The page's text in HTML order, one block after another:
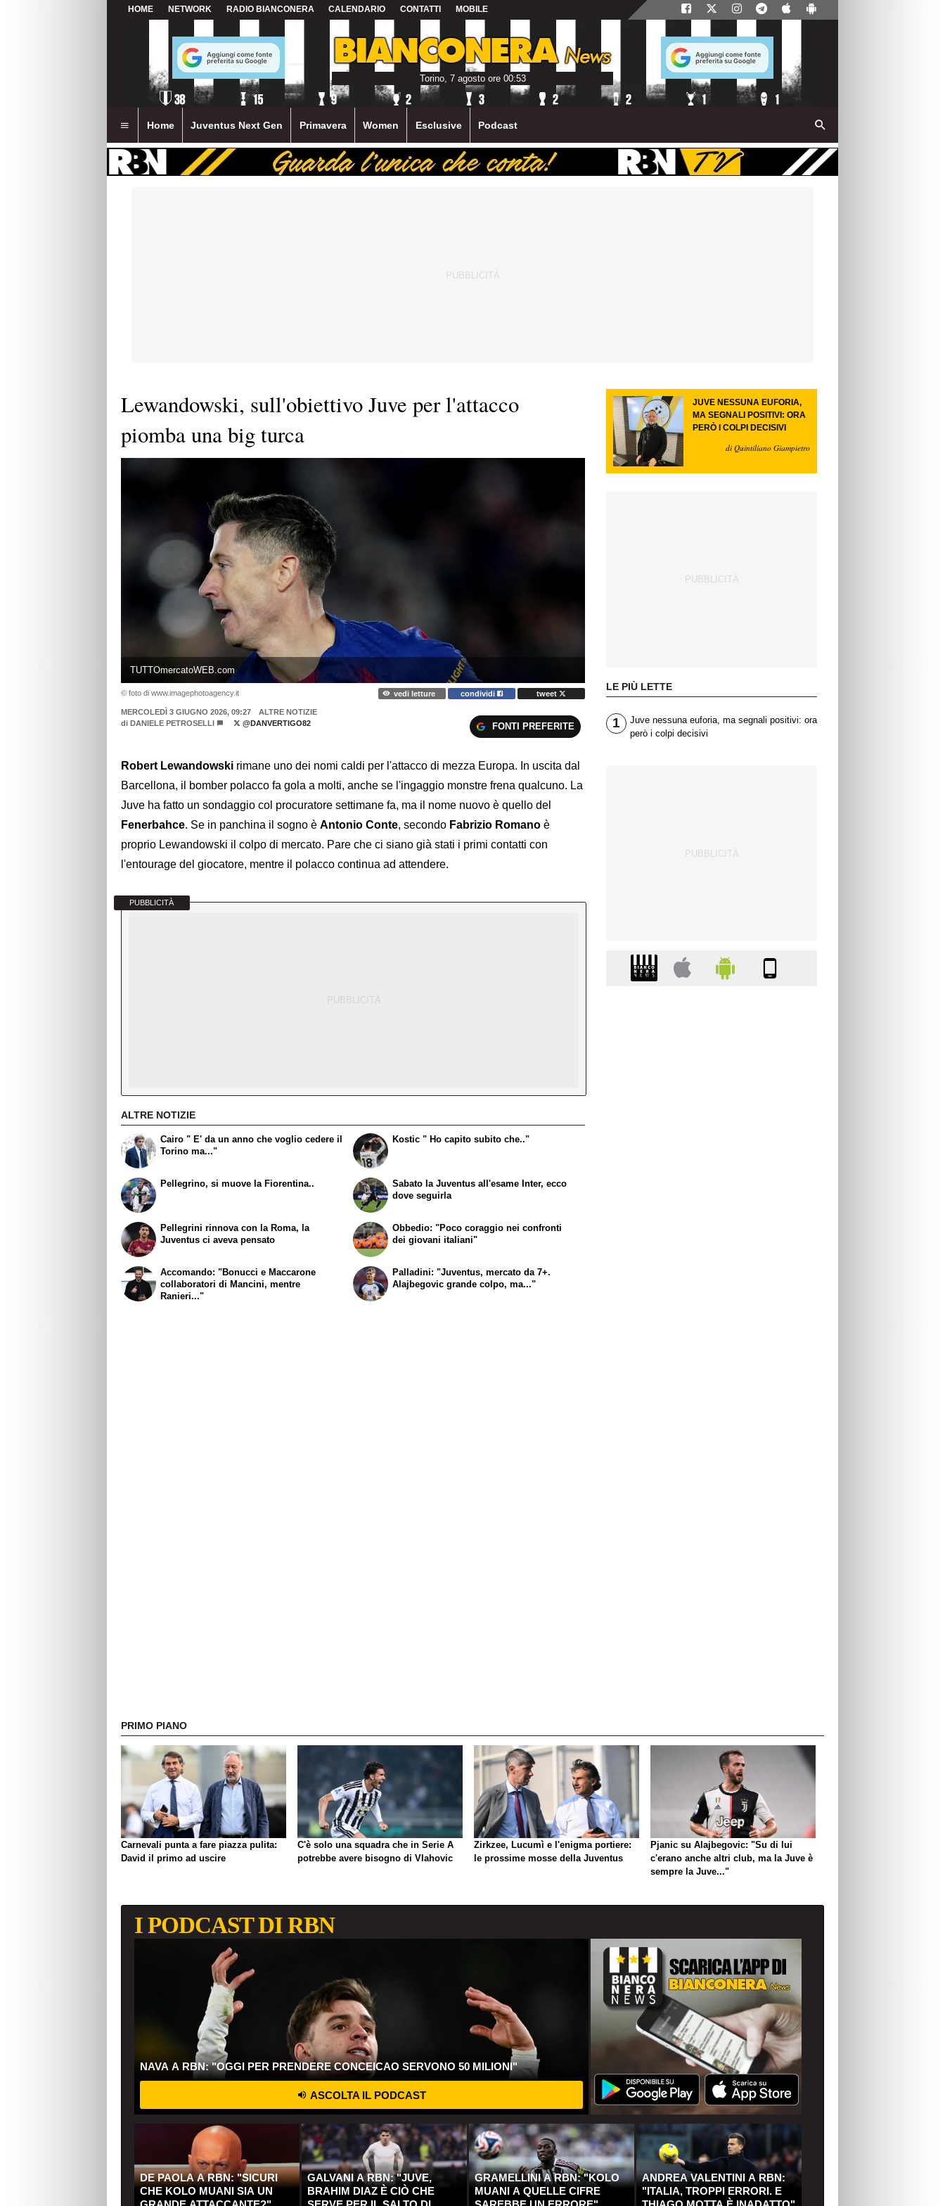
HOME NETWORK RADIO BIANCONERA CALENDARIO CONTATTI MOBILE
Torino, 7 agosto ore 00:53
Home Juventus Next Gen Primavera Women Esclusive Podcast
Lewandowski, sull'obiettivo Juve per l'attacco
piomba una big turca
TUTTOmercatoWEB.com
© foto di www.imagephotoagency.it vedi letture condividi tweet
MERCOLEDÌ 3 GIUGNO 2026, 09:27
ALTRE NOTIZIE
di DANIELE PETROSELLI @DANVERTIGO82 FONTI PREFERITE
Robert Lewandowski rimane uno dei nomi caldi per l'attacco di mezza Europa. In uscita dal
Barcellona, il bomber polacco fa gola a molti, anche se l'ingaggio monstre frena qualcuno. La
Juve ha fatto un sondaggio col procuratore settimane fa, ma il nome nuovo è quello del
Fenerbahce. Se in panchina il sogno è Antonio Conte, secondo Fabrizio Romano è
proprio Lewandowski il colpo di mercato. Pare che ci siano già stati i primi contatti con
l'entourage del giocatore, mentre il polacco continua ad attendere.
PUBBLICITÀ
ALTRE NOTIZIE
Cairo " E' da un anno che voglio cedere il
Torino ma..."
Pellegrino, si muove la Fiorentina..
Kostic " Ho capito subito che.."
Sabato la Juventus all'esame Inter, ecco
dove seguirla
Pellegrini rinnova con la Roma, la
Juventus ci aveva pensato
Accomando: "Bonucci e Maccarone
collaboratori di Mancini, mentre
Ranieri..."
Obbedio: "Poco coraggio nei confronti
dei giovani italiani"
Palladini: "Juventus, mercato da 7+.
Alajbegovic grande colpo, ma..."
JUVE NESSUNA EUFORIA,
MA SEGNALI POSITIVI: ORA
PERÒ I COLPI DECISIVI
di Quintiliano Giampietro
LE PIÙ LETTE
1
Juve nessuna euforia, ma segnali positivi: ora
però i colpi decisivi
PRIMO PIANO
Carnevali punta a fare piazza pulita:
David il primo ad uscire
C'è solo una squadra che in Serie A
potrebbe avere bisogno di Vlahovic
Zirkzee, Lucumì e l'enigma portiere:
le prossime mosse della Juventus
Pjanic su Alajbegovic: "Su di lui
c'erano anche altri club, ma la Juve è
sempre la Juve..."
I PODCAST DI RBN
NAVA A RBN: "OGGI PER PRENDERE CONCEICAO SERVONO 50 MILIONI"
ASCOLTA IL PODCAST
DE PAOLA A RBN: "SICURI
CHE KOLO MUANI SIA UN
GALVANI A RBN: "JUVE,
BRAHIM DIAZ È CIÒ CHE
GRAMELLINI A RBN: "KOLO
MUANI A QUELLE CIFRE
ANDREA VALENTINI A RBN:
"ITALIA, TROPPI ERRORI. E